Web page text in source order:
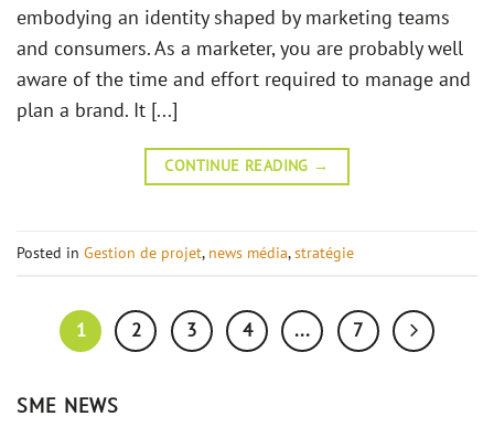
embodying an identity shaped by marketing teams
and consumers. As a marketer, you are probably well
aware of the time and effort required to manage and
plan a brand. It [...]
CONTINUE READING →
Posted in Gestion de projet, news média,stratégie
1 2 3 4 ... 7
SME NEWS